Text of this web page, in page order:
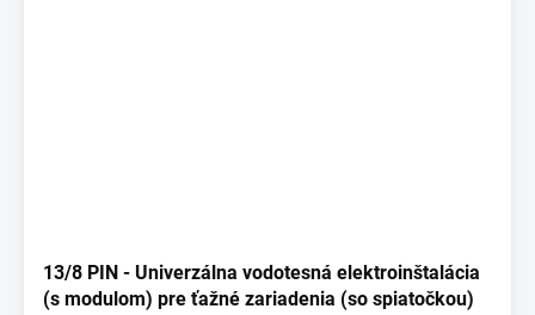
13/8 PIN - Univerzálna vodotesná elektroinštalácia
(s modulom) pre ťažné zariadenia (so spiatočkou)